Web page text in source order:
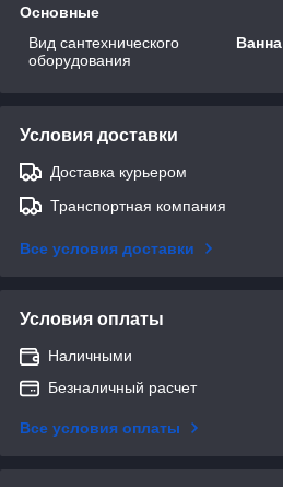
Основные
Вид сантехнического
оборудования
Ванна
Условия доставки
Доставка курьером
Транспортная компания
Все условия доставки
Условия оплаты
Наличными
Безналичный расчет
Все условия оплаты